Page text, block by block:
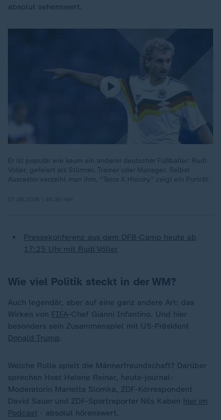
absolut sehenswert.
Er ist populär wie kaum ein anderer deutscher Fußballer: Rudi
Völler, gefeiert als Stürmer, Trainer oder Manager. Selbst
Ausraster verzeiht man ihm. "Terra X History" zeigt ein Porträt.
Pressekonferenz aus dem DFB-Camp heute ab
17:25 Uhr mit Rudi Völler
Wie viel Politik steckt in der WM?
Auch legendär, aber auf eine ganz andere Art: das
Wirken von FIFA-Chef Gianni Infantino. Und hier
besonders sein Zusammenspiel mit US-Präsident
Donald Trump.
Welche Rolle spielt die Männerfreundschaft? Darüber
sprechen Host Helene Reiner, heute-journal-
Moderatorin Marietta Slomka, ZDF-Korrespondent
David Sauer und ZDF-Sportreporter Nils Kaben hier im
Podcast - absolut hörenswert.